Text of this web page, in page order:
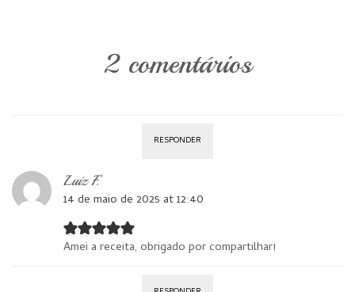
2 comentários
RESPONDER
Luiz F.
14 de maio de 2025 at 12:40
Amei a receita, obrigado por compartilhar!